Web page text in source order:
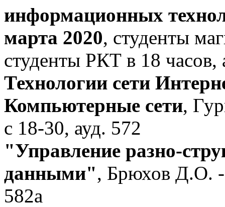
информационных
марта 2020, студенты
студенты РКТ в 18 часов,
Технологии сети
Компьютерные сети,
с 18-30, ауд. 572
"Управление разно-
данными", Брюхов Д.О.
582а